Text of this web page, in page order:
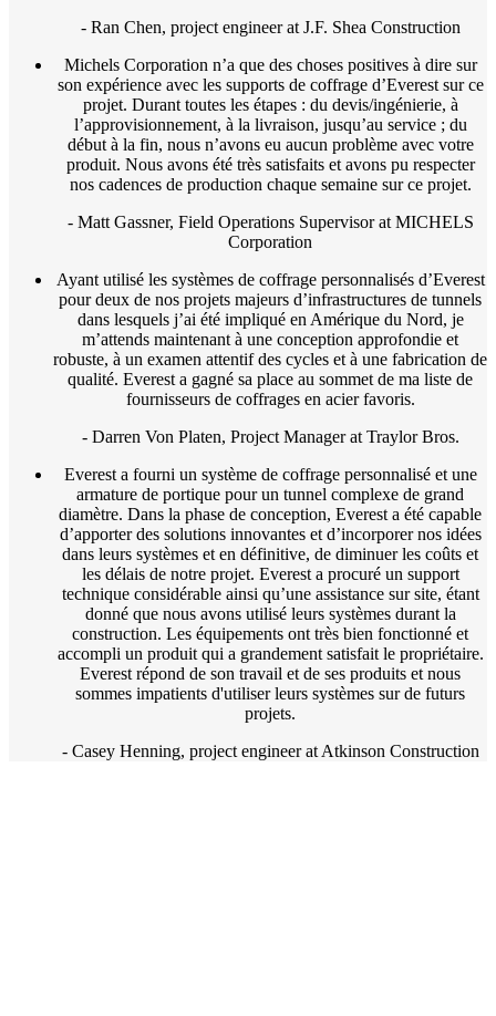
- Ran Chen, project engineer at J.F. Shea Construction
Michels Corporation n’a que des choses positives à dire sur
son expérience avec les supports de coffrage d’Everest sur ce
projet. Durant toutes les étapes : du devis/ingénierie, à
l’approvisionnement, à la livraison, jusqu’au service ; du
début à la fin, nous n’avons eu aucun problème avec votre
produit. Nous avons été très satisfaits et avons pu respecter
nos cadences de production chaque semaine sur ce projet.
- Matt Gassner, Field Operations Supervisor at MICHELS
Corporation
Ayant utilisé les systèmes de coffrage personnalisés d’Everest
pour deux de nos projets majeurs d’infrastructures de tunnels
dans lesquels j’ai été impliqué en Amérique du Nord, je
m’attends maintenant à une conception approfondie et
robuste, à un examen attentif des cycles et à une fabrication de
qualité. Everest a gagné sa place au sommet de ma liste de
fournisseurs de coffrages en acier favoris.
- Darren Von Platen, Project Manager at Traylor Bros.
Everest a fourni un système de coffrage personnalisé et une
armature de portique pour un tunnel complexe de grand
diamètre. Dans la phase de conception, Everest a été capable
d’apporter des solutions innovantes et d’incorporer nos idées
dans leurs systèmes et en définitive, de diminuer les coûts et
les délais de notre projet. Everest a procuré un support
technique considérable ainsi qu’une assistance sur site, étant
donné que nous avons utilisé leurs systèmes durant la
construction. Les équipements ont très bien fonctionné et
accompli un produit qui a grandement satisfait le propriétaire.
Everest répond de son travail et de ses produits et nous
sommes impatients d'utiliser leurs systèmes sur de futurs
projets.
- Casey Henning, project engineer at Atkinson Construction